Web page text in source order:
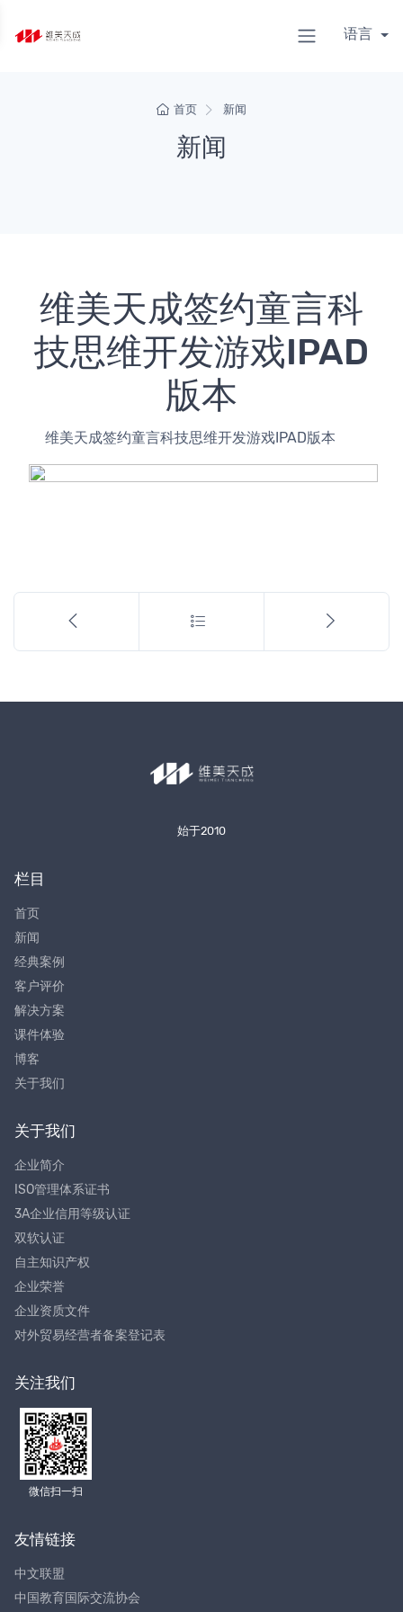
语言
首页 新闻
新闻
维美天成签约童言科
技思维开发游戏IPAD
版本
     维美天成签约童言科技思维开发游戏IPAD版本
始于2010
栏目
首页
新闻
经典案例
客户评价
解决方案
课件体验
博客
关于我们
关于我们
企业简介
ISO管理体系证书
3A企业信用等级认证
双软认证
自主知识产权
企业荣誉
企业资质文件
对外贸易经营者备案登记表
关注我们
微信扫一扫
友情链接
中文联盟
中国教育国际交流协会